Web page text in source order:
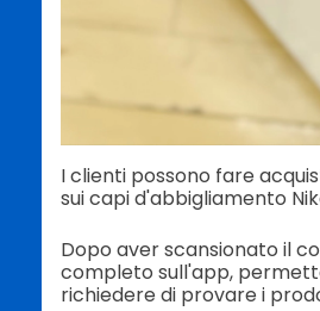
I clienti possono fare
sui capi d'abbigliamento
Dopo aver scansionato il
completo sull'app,
richiedere di provare i